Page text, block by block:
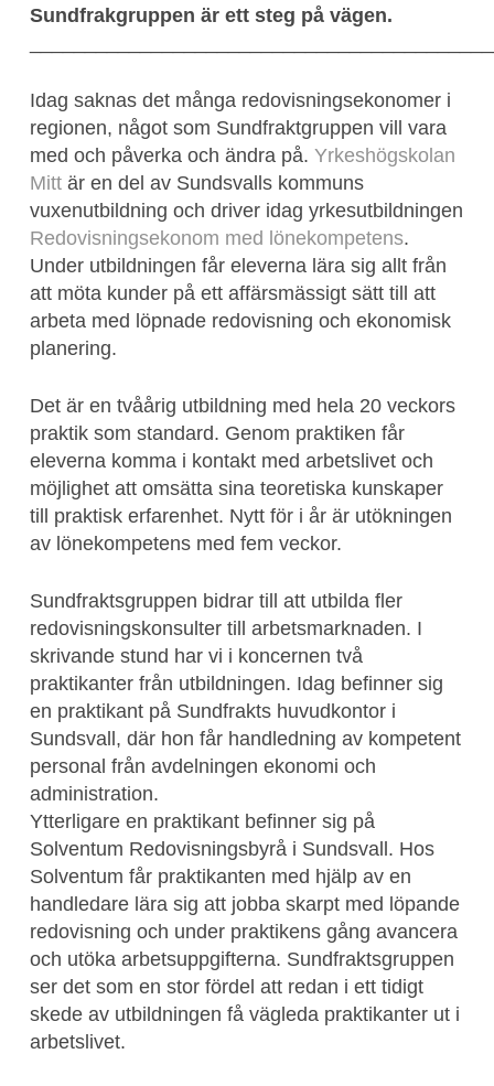
Sundfrakgruppen är ett steg på vägen.
Idag saknas det många redovisningsekonomer i
regionen, något som Sundfraktgruppen vill vara
med och påverka och ändra på. Yrkeshögskolan
Mittär en del av Sundsvalls kommuns
vuxenutbildning och driver idag yrkesutbildningen
Redovisningsekonom med lönekompetens.
Under utbildningen får eleverna lära sig allt från
att möta kunder på ett affärsmässigt sätt till att
arbeta med löpnade redovisning och ekonomisk
planering.
Det är en tvåårig utbildning med hela 20 veckors
praktik som standard. Genom praktiken får
eleverna komma i kontakt med arbetslivet och
möjlighet att omsätta sina teoretiska kunskaper
till praktisk erfarenhet. Nytt för i år är utökningen
av lönekompetens med fem veckor.
Sundfraktsgruppen bidrar till att utbilda fler
redovisningskonsulter till arbetsmarknaden. I
skrivande stund har vi i koncernen två
praktikanter från utbildningen. Idag befinner sig
en praktikant på Sundfrakts huvudkontor i
Sundsvall, där hon får handledning av kompetent
personal från avdelningen ekonomi och
administration.
Ytterligare en praktikant befinner sig på
Solventum Redovisningsbyrå i Sundsvall. Hos
Solventum får praktikanten med hjälp av en
handledare lära sig att jobba skarpt med löpande
redovisning och under praktikens gång avancera
och utöka arbetsuppgifterna. Sundfraktsgruppen
ser det som en stor fördel att redan i ett tidigt
skede av utbildningen få vägleda praktikanter ut i
arbetslivet.